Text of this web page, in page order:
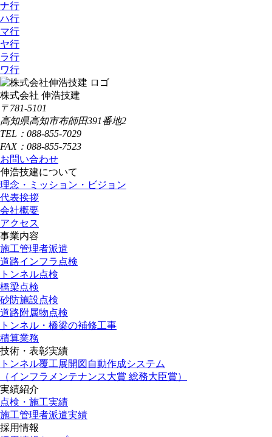
ナ行
ハ行
マ行
ヤ行
ラ行
ワ行
株式会社 伸浩技建
〒781-5101
高知県高知市布師田391番地2
TEL：088-855-7029
FAX：088-855-7523
お問い合わせ
伸浩技建について
理念・ミッション・ビジョン
代表挨拶
会社概要
アクセス
事業内容
施工管理者派遣
道路インフラ点検
トンネル点検
橋梁点検
砂防施設点検
道路附属物点検
トンネル・橋梁の補修工事
積算業務
技術・表彰実績
トンネル覆工展開図自動作成システム
（インフラメンテナンス大賞 総務大臣賞）
実績紹介
点検・施工実績
施工管理者派遣実績
採用情報